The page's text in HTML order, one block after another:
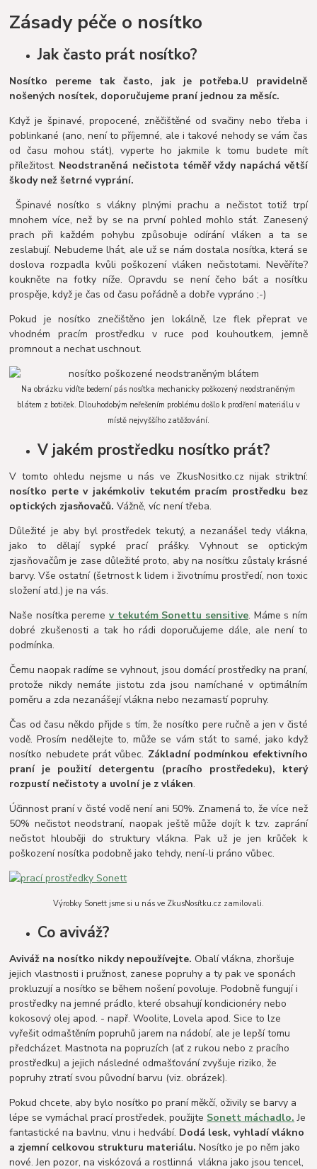
Zásady péče o nosítko
Jak často prát nosítko?
Nosítko pereme tak často, jak je potřeba.U pravidelně
nošených nosítek, doporučujeme praní jednou za měsíc.
Když je špinavé, propocené, zněčištěné od svačiny nebo třeba i
poblinkané (ano, není to příjemné, ale i takové nehody se vám čas
od času mohou stát), vyperte ho jakmile k tomu budete mít
příležitost. Neodstraněná nečistota téměř vždy napáchá větší
škody než šetrné vyprání.
Špinavé nosítko s vlákny plnými prachu a nečistot totiž trpí
mnohem více, než by se na první pohled mohlo stát. Zanesený
prach při každém pohybu způsobuje odírání vláken a ta se
zeslabují. Nebudeme lhát, ale už se nám dostala nosítka, která se
doslova rozpadla kvůli poškození vláken nečistotami. Nevěříte?
koukněte na fotky níže. Opravdu se není čeho bát a nosítku
prospěje, když je čas od času pořádně a dobře vypráno ;-)
Pokud je nosítko znečištěno jen lokálně, lze flek přeprat ve
vhodném pracím prostředku v ruce pod kouhoutkem, jemně
promnout a nechat uschnout.
Na obrázku vidíte bederní pás nosítka mechanicky poškozený neodstraněným
blátem z botiček. Dlouhodobým neřešením problému došlo k prodření materiálu v
místě nejvyššího zatěžování.
V jakém prostředku nosítko prát?
V tomto ohledu nejsme u nás ve ZkusNositko.cz nijak striktní:
nosítko perte v jakémkoliv tekutém pracím prostředku bez
optických zjasňovačů.Vážně, víc není třeba.
Důležité je aby byl prostředek tekutý, a nezanášel tedy vlákna,
jako to dělají sypké prací prášky. Vyhnout se optickým
zjasňovačům je zase důležité proto, aby na nosítku zůstaly krásné
barvy. Vše ostatní (šetrnost k lidem i životnímu prostředí, non toxic
složení atd.) je na vás.
Naše nosítka peremev tekutém Sonettu sensitive. Máme s ním
dobré zkušenosti a tak ho rádi doporučujeme dále, ale není to
podmínka.
Čemu naopak radíme se vyhnout, jsou domácí prostředky na praní,
protože nikdy nemáte jistotu zda jsou namíchané v optimálním
poměru a zda nezanášejí vlákna nebo nezamastí popruhy.
Čas od času někdo přijde s tím, že nosítko pere ručně a jen v čisté
vodě. Prosím nedělejte to, může se vám stát to samé, jako když
nosítko nebudete prát vůbec. Základní podmínkou efektivního
praní je použití detergentu (pracího prostředeku), který
rozpustí nečistoty a uvolní je z vláken.
Účinnost praní v čisté vodě není ani 50%. Znamená to, že více než
50% nečistot neodstraní, naopak ještě může dojít k tzv. zaprání
nečistot hlouběji do struktury vlákna. Pak už je jen krůček k
poškození nosítka podobně jako tehdy, není-li práno vůbec.
Výrobky Sonett jsme si u nás ve ZkusNosítku.cz zamilovali.
Co aviváž?
Aviváž na nosítko nikdy nepoužívejte. Obalí vlákna, zhoršuje
jejich vlastnosti i pružnost, zanese popruhy a ty pak ve sponách
prokluzují a nosítko se během nošení povoluje. Podobně fungují i
prostředky na jemné prádlo, které obsahují kondicionéry nebo
kokosový olej apod. - např. Woolite, Lovela apod. Sice to lze
vyřešit odmaštěním popruhů jarem na nádobí, ale je lepší tomu
předcházet. Mastnota na popruzích (ať z rukou nebo z pracího
prostředku) a jejich následné odmašťování zvyšuje riziko, že
popruhy ztratí svou původní barvu (viz. obrázek).
Pokud chcete, aby bylo nosítko po praní měkčí, oživily se barvy a
lépe se vymáchal prací prostředek, použijte Sonett máchadlo. Je
fantastické na bavlnu, vlnu i hedvábí. Dodá lesk, vyhladí vlákno
a zjemní celkovou strukturu materiálu.Nosítko je po něm jako
nové. Jen pozor, na viskózová a rostlinná vlákna jako jsou tencel,